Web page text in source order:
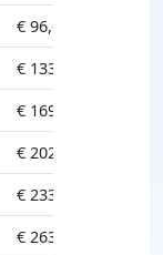
€ 96,-
€ 133,-
€ 169,-
€ 202,50
€ 233,-
€ 263,-